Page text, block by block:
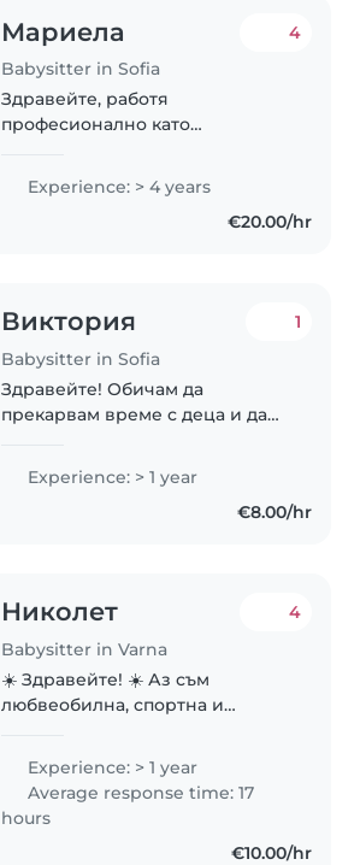
Мариела
Babysitter in Sofia
4
Здравейте, работя
професионално като
години, грижила съм се за деца
от едномесечна до
десетгодишна възраст, имам и
Experience: > 4 years
€20.00/hr
Виктория
Babysitter in Sofia
1
Здравейте! Обичам да
прекарвам време с деца и да
сигурна среда за тях. Изучавам
психология и това ми дава
възможност за по-дълбоко
Experience: > 1 year
€8.00/hr
Николет
Babysitter in Varna
4
☀️ Здравейте! ☀️ Аз съм
любвеобилна, спортна и
грижата за деца не е просто
работа, а начин да допринеса
за тяхното щастливо и
пълноценно развитие. Вярвам
Experience: > 1 year
Average response time: 17
hours
€10.00/hr